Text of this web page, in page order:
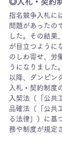
◎入札・契約
指名競争入札に
問題があったの
した。その結果
が目立つように
のしわ寄せ、労
うになりました。
以降、ダンピン
入札・契約制度
入契法（「公共
品確法（「公共
る法律」）に基
務や制度が規定